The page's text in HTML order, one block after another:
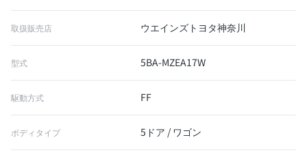
取扱販売店 ウエインズトヨタ神奈川
型式 5BA-MZEA17W
駆動方式 FF
ボディタイプ 5ドア / ワゴン